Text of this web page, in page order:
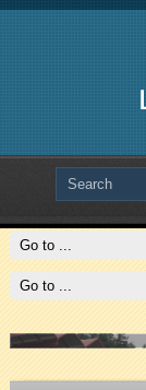
Slide # 2
Czytaj więcej